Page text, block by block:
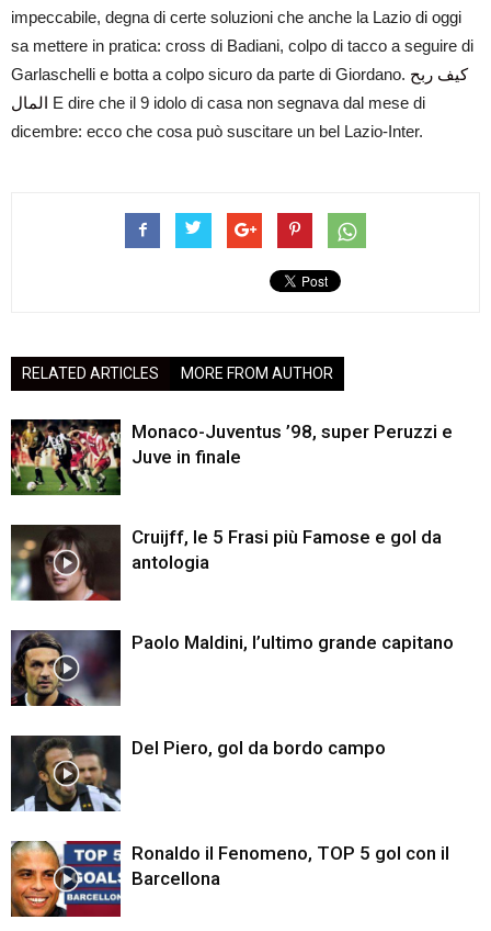
impeccabile, degna di certe soluzioni che anche la Lazio di oggi
sa mettere in pratica: cross di Badiani, colpo di tacco a seguire di
Garlaschelli e botta a colpo sicuro da parte di Giordano. كيف ربح
المال E dire che il 9 idolo di casa non segnava dal mese di
dicembre: ecco che cosa può suscitare un bel Lazio-Inter.
RELATED ARTICLES MORE FROM AUTHOR
Monaco-Juventus ’98, super Peruzzi e
Juve in finale
Cruijff, le 5 Frasi più Famose e gol da
antologia
Paolo Maldini, l’ultimo grande capitano
Del Piero, gol da bordo campo
Ronaldo il Fenomeno, TOP 5 gol con il
Barcellona